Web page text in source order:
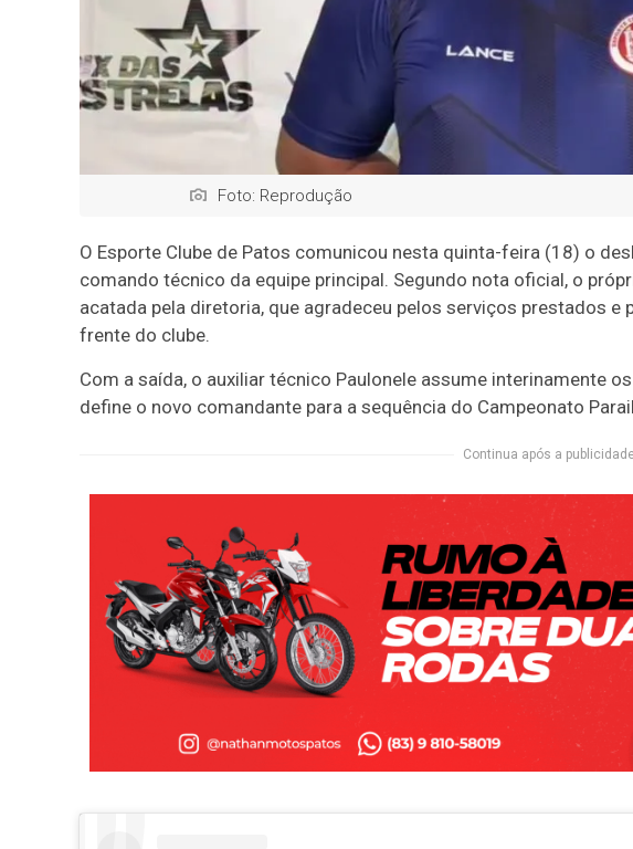
Foto: Reprodução
O Esporte Clube de Patos comunicou nesta quinta-feira (18) o
comando técnico da equipe principal. Segundo nota oficial, o
acatada pela diretoria, que agradeceu pelos serviços prestados e
frente do clube.
Com a saída, o auxiliar técnico Paulonele assume interinamente
define o novo comandante para a sequência do Campeonato
Continua após a